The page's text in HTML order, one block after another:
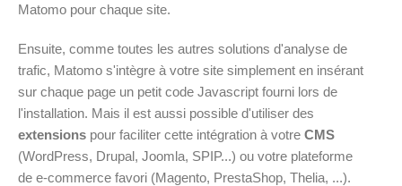
Matomo pour chaque site.
Ensuite, comme toutes les autres solutions d'analyse de
trafic, Matomo s'intègre à votre site simplement en insérant
sur chaque page un petit code Javascript fourni lors de
l'installation. Mais il est aussi possible d'utiliser des
extensions pour faciliter cette intégration à votre CMS
(WordPress, Drupal, Joomla, SPIP...) ou votre plateforme
de e-commerce favori (Magento, PrestaShop, Thelia, ...).